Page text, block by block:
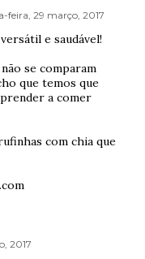
feira, 29 março, 2017
e saudável!
se comparam
que temos que
a comer
com chia que
2017